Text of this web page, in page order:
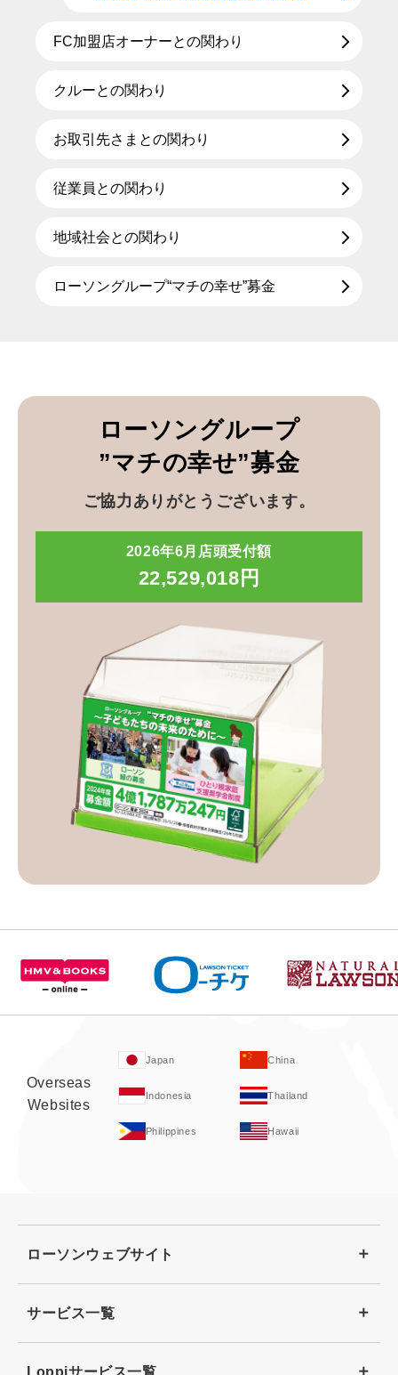
FC加盟店オーナーとの関わり
クルーとの関わり
お取引先さまとの関わり
従業員との関わり
地域社会との関わり
ローソングループ“マチの幸せ”募金
ローソングループ
”マチの幸せ”募金
ご協力ありがとうございます。
2026年6月店頭受付額
22,529,018円
Overseas
Websites
Japan China
Indonesia Thailand
Philippines Hawaii
ローソンウェブサイト
サービス一覧
Loppiサービス一覧